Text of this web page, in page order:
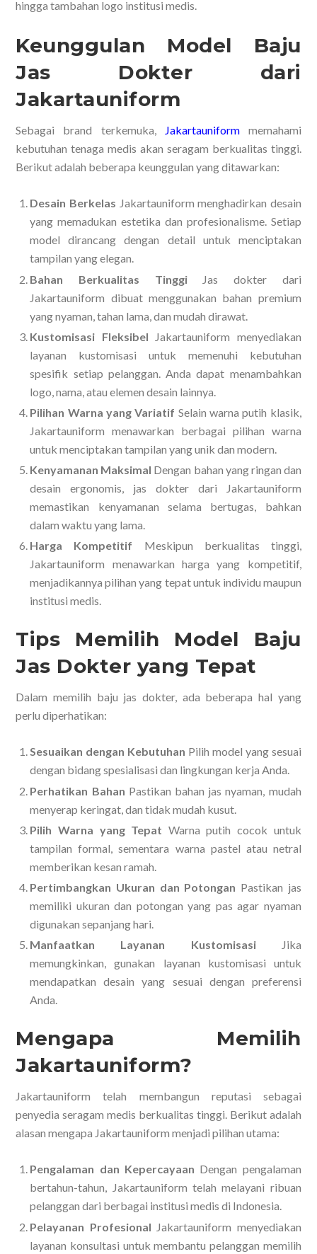
hingga tambahan logo institusi medis.
Keunggulan Model Baju
Jas Dokter dari
Jakartauniform
Sebagai brand terkemuka, Jakartauniformmemahami
kebutuhan tenaga medis akan seragam berkualitas tinggi.
Berikut adalah beberapa keunggulan yang ditawarkan:
Desain Berkelas Jakartauniform menghadirkan desain
yang memadukan estetika dan profesionalisme. Setiap
model dirancang dengan detail untuk menciptakan
tampilan yang elegan.
Bahan Berkualitas TinggiJas dokter dari
Jakartauniform dibuat menggunakan bahan premium
yang nyaman, tahan lama, dan mudah dirawat.
Kustomisasi Fleksibel Jakartauniform menyediakan
layanan kustomisasi untuk memenuhi kebutuhan
spesifik setiap pelanggan. Anda dapat menambahkan
logo, nama, atau elemen desain lainnya.
Pilihan Warna yang Variatif Selain warna putih klasik,
Jakartauniform menawarkan berbagai pilihan warna
untuk menciptakan tampilan yang unik dan modern.
Kenyamanan Maksimal Dengan bahan yang ringan dan
desain ergonomis, jas dokter dari Jakartauniform
memastikan kenyamanan selama bertugas, bahkan
dalam waktu yang lama.
Harga Kompetitif Meskipun berkualitas tinggi,
Jakartauniform menawarkan harga yang kompetitif,
menjadikannya pilihan yang tepat untuk individu maupun
institusi medis.
Tips Memilih Model Baju
Jas Dokter yang Tepat
Dalam memilih baju jas dokter, ada beberapa hal yang
perlu diperhatikan:
Sesuaikan dengan Kebutuhan Pilih model yang sesuai
dengan bidang spesialisasi dan lingkungan kerja Anda.
Perhatikan Bahan Pastikan bahan jas nyaman, mudah
menyerap keringat, dan tidak mudah kusut.
Pilih Warna yang Tepat Warna putih cocok untuk
tampilan formal, sementara warna pastel atau netral
memberikan kesan ramah.
Pertimbangkan Ukuran dan Potongan Pastikan jas
memiliki ukuran dan potongan yang pas agar nyaman
digunakan sepanjang hari.
Manfaatkan Layanan KustomisasiJika
memungkinkan, gunakan layanan kustomisasi untuk
mendapatkan desain yang sesuai dengan preferensi
Anda.
Mengapa Memilih
Jakartauniform?
Jakartauniform telah membangun reputasi sebagai
penyedia seragam medis berkualitas tinggi. Berikut adalah
alasan mengapa Jakartauniform menjadi pilihan utama:
Pengalaman dan Kepercayaan Dengan pengalaman
bertahun-tahun, Jakartauniform telah melayani ribuan
pelanggan dari berbagai institusi medis di Indonesia.
Pelayanan Profesional Jakartauniform menyediakan
layanan konsultasi untuk membantu pelanggan memilih